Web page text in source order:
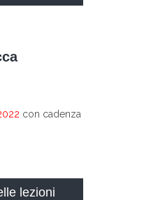
con cadenza
lezioni